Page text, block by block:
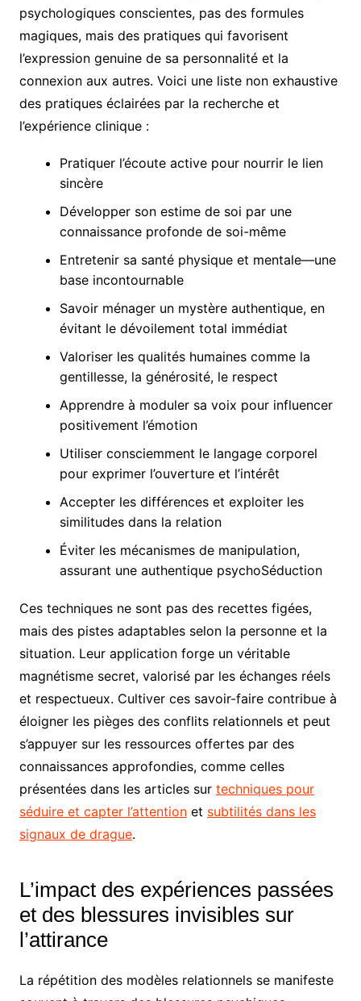
psychologiques conscientes, pas des formules
magiques, mais des pratiques qui favorisent
l’expression genuine de sa personnalité et la
connexion aux autres. Voici une liste non exhaustive
des pratiques éclairées par la recherche et
l’expérience clinique :
Pratiquer l’écoute active pour nourrir le lien
sincère
Développer son estime de soi par une
connaissance profonde de soi-même
Entretenir sa santé physique et mentale—une
base incontournable
Savoir ménager un mystère authentique, en
évitant le dévoilement total immédiat
Valoriser les qualités humaines comme la
gentillesse, la générosité, le respect
Apprendre à moduler sa voix pour influencer
positivement l’émotion
Utiliser consciemment le langage corporel
pour exprimer l’ouverture et l’intérêt
Accepter les différences et exploiter les
similitudes dans la relation
Éviter les mécanismes de manipulation,
assurant une authentique psychoSéduction
Ces techniques ne sont pas des recettes figées,
mais des pistes adaptables selon la personne et la
situation. Leur application forge un véritable
magnétisme secret, valorisé par les échanges réels
et respectueux. Cultiver ces savoir-faire contribue à
éloigner les pièges des conflits relationnels et peut
s’appuyer sur les ressources offertes par des
connaissances approfondies, comme celles
présentées dans les articles sur techniques pour
séduire et capter l’attentionet subtilités dans les
signaux de drague.
L’impact des expériences passées
et des blessures invisibles sur
l’attirance
La répétition des modèles relationnels se manifeste